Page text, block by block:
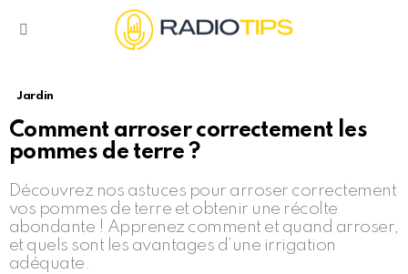
Jardin
Comment arroser correctement les
pommes de terre ?
Découvrez nos astuces pour arroser correctement
vos pommes de terre et obtenir une récolte
abondante ! Apprenez comment et quand arroser,
et quels sont les avantages d’une irrigation
adéquate.